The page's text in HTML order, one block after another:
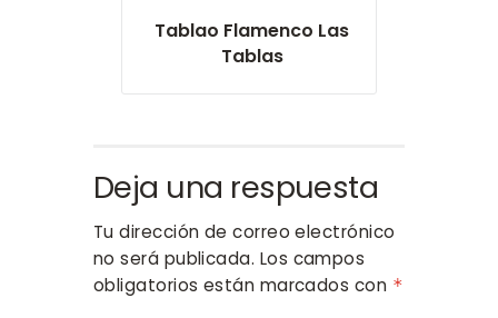
Tablao Flamenco Las
Tablas
Deja una respuesta
Tu dirección de correo electrónico
no será publicada. Los campos
obligatorios están marcados con *